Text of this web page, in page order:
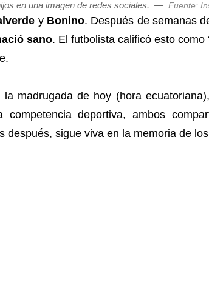
en una imagen de redes sociales. — Fuente:
y Bonino. Después de semanas
sano. El futbolista calificó esto como
madrugada de hoy (hora
deportiva, ambos
después, sigue viva en la memoria de